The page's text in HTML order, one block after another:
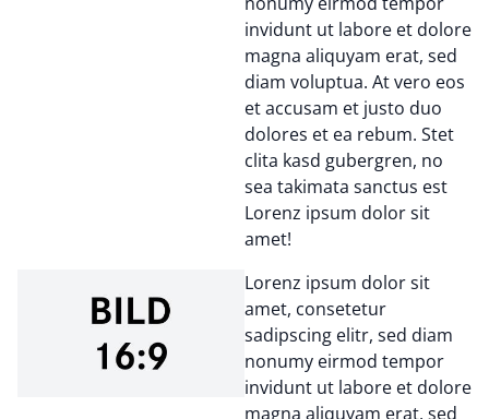
invidunt ut labore et dolore
magna aliquyam erat, sed
diam voluptua. At vero eos
et accusam et justo duo
dolores et ea rebum. Stet
clita kasd gubergren, no
sea takimata sanctus est
Lorenz ipsum dolor sit
amet!
Lorenz ipsum dolor sit
amet, consetetur
sadipscing elitr, sed diam
nonumy eirmod tempor
invidunt ut labore et dolore
magna aliquyam erat, sed